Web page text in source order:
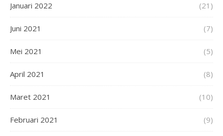
Januari 2022 (21)
Juni 2021 (7)
Mei 2021 (5)
April 2021 (8)
Maret 2021 (10)
Februari 2021 (9)